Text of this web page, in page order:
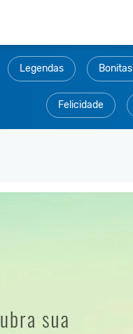
Legendas Bonitas
Felicidade